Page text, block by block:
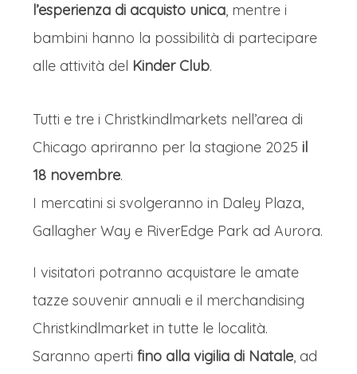
l’esperienza di acquisto unica, mentre i
bambini hanno la possibilità di partecipare
alle attività del Kinder Club.
Tutti e tre i Christkindlmarkets nell’area di
Chicago apriranno per la stagione 2025 il
18 novembre.
I mercatini si svolgeranno in Daley Plaza,
Gallagher Way e RiverEdge Park ad Aurora.
I visitatori potranno acquistare le amate
tazze souvenir annuali e il merchandising
Christkindlmarket in tutte le località.
Saranno aperti fino alla vigilia di Natale, ad